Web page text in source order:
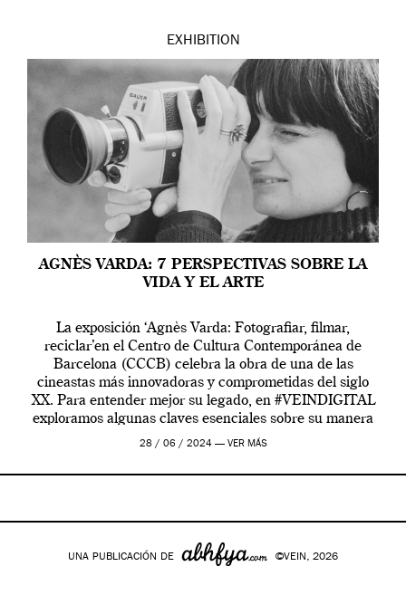
EXHIBITION
AGNÈS VARDA: 7 PERSPECTIVAS SOBRE LA
VIDA Y EL ARTE
La exposición ‘Agnès Varda: Fotografiar, filmar,
reciclar’en el Centro de Cultura Contemporánea de
Barcelona (CCCB) celebra la obra de una de las
cineastas más innovadoras y comprometidas del siglo
XX. Para entender mejor su legado, en #VEINDIGITAL
exploramos algunas claves esenciales sobre su manera
de entender la vida, el cine y el arte contemporáneo.
28 / 06 / 2024 — VER MÁS
UNA PUBLICACIÓN DE ©VEIN, 2026